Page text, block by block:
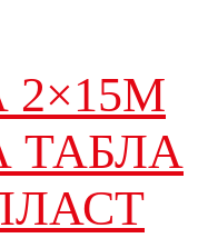
ТАБЛА